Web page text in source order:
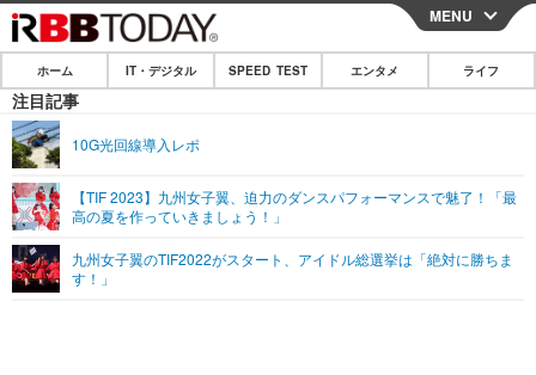
CLOSE
ホーム
IT・デジタル
ネタ
ショッピング その他
SPEED TEST
エンタメ
エンタメTOP
ライフ
MENU
ホーム IT・デジタル SPEED TEST エンタメ ライフ
注目記事
10G光回線導入レポ
【TIF 2023】九州女子翼、迫力のダンスパフォーマンスで魅了！「最
高の夏を作っていきましょう！」
九州女子翼のTIF2022がスタート、アイドル総選挙は「絶対に勝ちま
す！」